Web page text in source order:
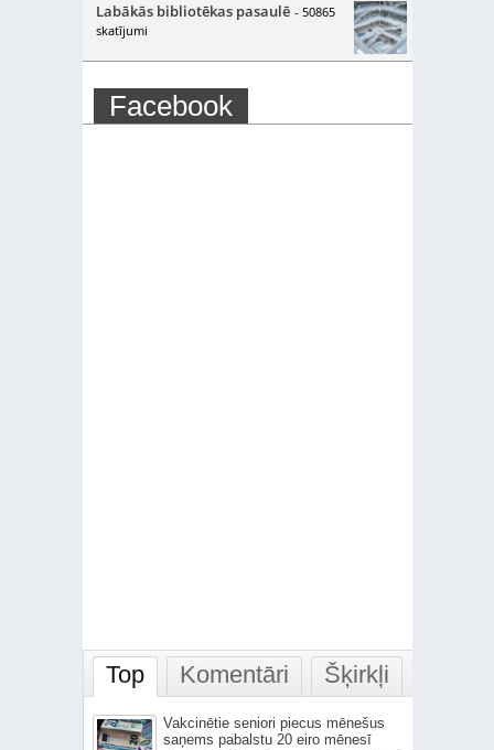
Labākās bibliotēkas pasaulē - 50865
skatījumi
Facebook
Top Komentāri Šķirkļi
Vakcinētie seniori piecus mēnešus
saņems pabalstu 20 eiro mēnesī